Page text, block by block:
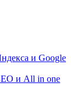
и Google
и All in one